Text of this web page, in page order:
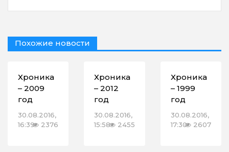
Похожие новости
Хроника
– 2009
год
30.08.2016,
16:39
2376
Хроника
– 2012
год
30.08.2016,
15:58 2455
Хроника
– 1999
год
30.08.2016,
17:30 2607